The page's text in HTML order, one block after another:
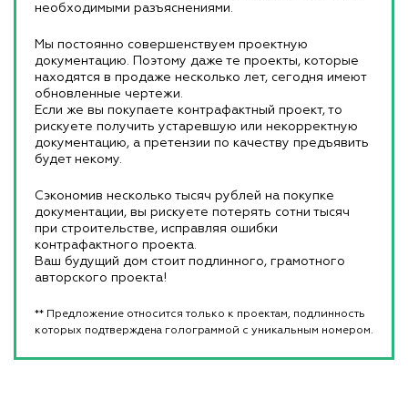
необходимыми разъяснениями.
Мы постоянно совершенствуем проектную
документацию. Поэтому даже те проекты, которые
находятся в продаже несколько лет, сегодня имеют
обновленные чертежи.
Если же вы покупаете контрафактный проект, то
рискуете получить устаревшую или некорректную
документацию, а претензии по качеству предъявить
будет некому.
Сэкономив несколько тысяч рублей на покупке
документации, вы рискуете потерять сотни тысяч
при строительстве, исправляя ошибки
контрафактного проекта.
Ваш будущий дом стоит подлинного, грамотного
авторского проекта!
** Предложение относится только к проектам, подлинность
которых подтверждена голограммой с уникальным номером.